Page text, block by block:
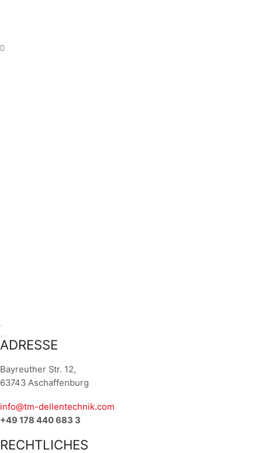
ADRESSE
Bayreuther Str. 12,
63743 Aschaffenburg
info@tm-dellentechnik.com
+49 178 440 683 3
RECHTLICHES